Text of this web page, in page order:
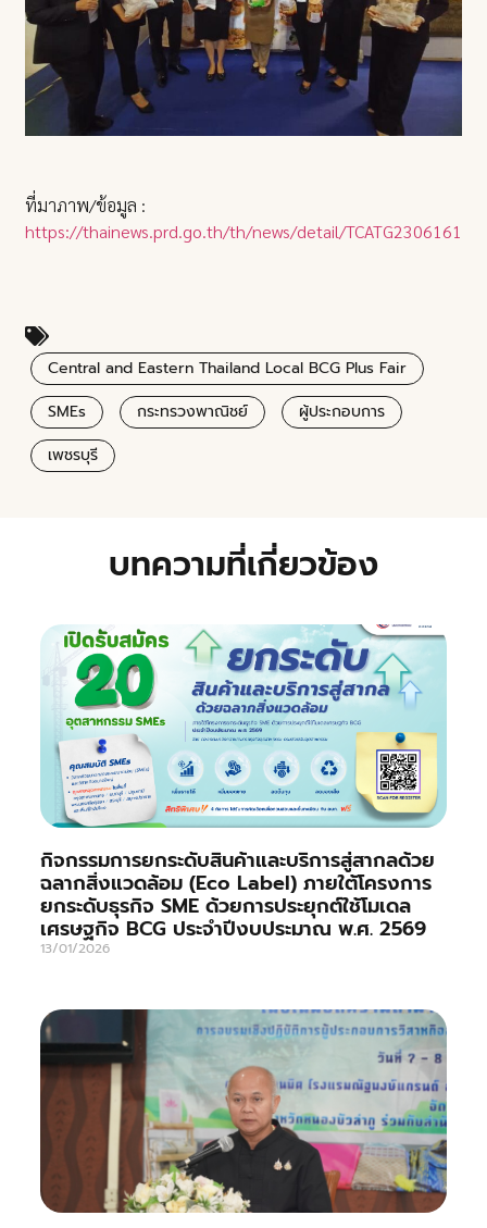
ที่มาภาพ/ข้อมูล :
https://thainews.prd.go.th/th/news/detail/
Central and Eastern Thailand Local BCG Plus Fair
SMEs
กระทรวงพาณิชย์
ผู้ประกอบการ
เพชรบุรี
บทความที่เกี่ยวข้อง
กิจกรรมการยกระดับสินค้าและบริการสู่สากลด้วย
ฉลากสิ่งแวดล้อม (Eco Label) ภายใต้โครงการ
ยกระดับธุรกิจ SME ด้วยการประยุกต์ใช้โมเดล
เศรษฐกิจ BCG ประจำปีงบประมาณ พ.ศ. 2569
13/01/2026